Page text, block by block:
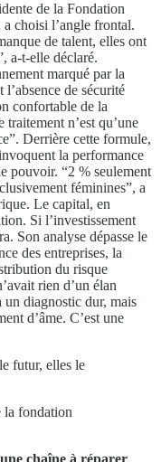
de la Fondation
a choisi l’angle frontal.
de talent, elles ont
a-t-elle déclaré.
marqué par la
de sécurité
confortable de la
n’est qu’une
Derrière cette formule,
la performance
pouvoir. “2 % seulement
féminines”, a
Le capital, en
Si l’investissement
Son analyse dépasse le
des entreprises, la
du risque
rien d’un élan
un diagnostic dur, mais
d’âme. C’est une
futur, elles le
fondation